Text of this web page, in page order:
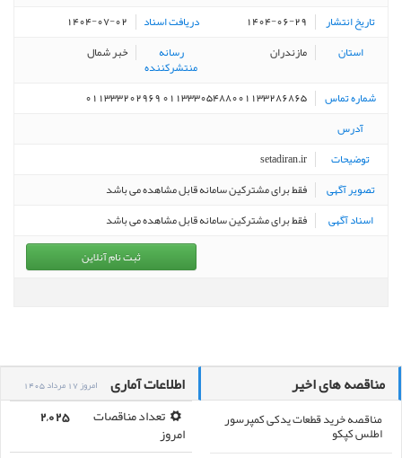
تاریخ انتشار 1404-06-29 دریافت اسناد 1404-07-02
استان مازندران رسانه
منتشرکننده
خبر شمال
شماره تماس ۰۱۱۳۳۳۰۵۴۸۸۰۰۱۱۳۳۲۸۶۸۶۵ ۰۱۱۳۳۳۲۰۲۹۶۹
آدرس
توضیحات
setadiran.ir
تصویر آگهی
فقط برای مشترکین سامانه قابل مشاهده می باشد
اسناد آگهی
فقط برای مشترکین سامانه قابل مشاهده می باشد
ثبت نام آنلاین
اطلاعات آماری امروز 17 مرداد 1405
تعداد مناقصات
امروز
2,025
مناقصه های اخیر
مناقصه خرید قطعات یدکی کمپرسور
اطلس کپکو